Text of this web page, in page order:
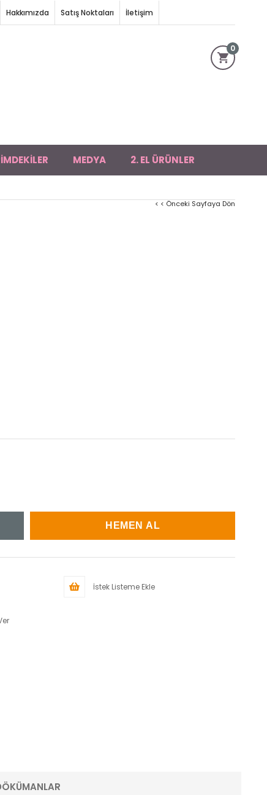
Hakkımızda Satış Noktaları İletişim
0
MEDYA 2. EL ÜRÜNLER
< < Önceki Sayfaya Dön
İstek Listeme Ekle